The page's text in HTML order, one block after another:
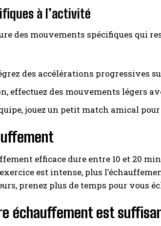
à l’activité
des mouvements spécifiques qui
des accélérations progressives
effectuez des mouvements légers
jouez un petit match amical
efficace dure entre 10 et 20
est intense, plus
prenez plus de temps pour vous
échauffement est